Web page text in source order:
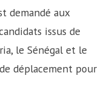
demandé aux
issus de
le Sénégal et le
déplacement pour